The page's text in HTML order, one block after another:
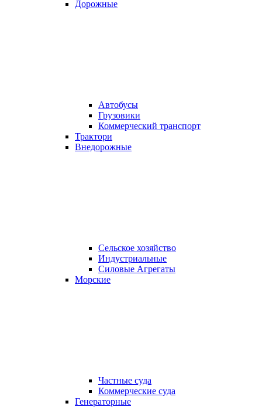
Дорожные
Автобусы
Грузовики
Коммерческий транспорт
Трактори
Внедорожные
Сельское хозяйство
Индустриальные
Силовые Агрегаты
Морские
Частные суда
Коммерческие суда
Генераторные